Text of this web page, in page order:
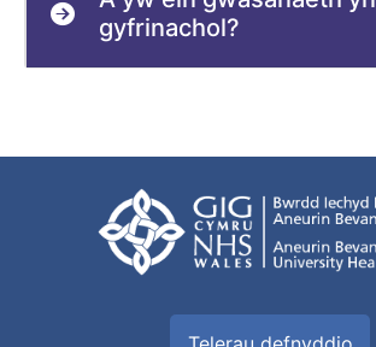
gyfrinachol?